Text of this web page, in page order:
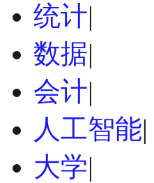
统计|
数据|
会计|
人工智能|
大学|